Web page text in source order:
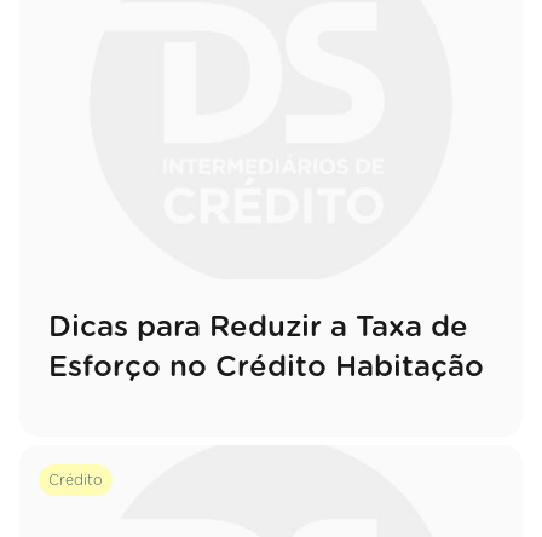
Dicas para Reduzir a Taxa de
Esforço no Crédito Habitação
Crédito